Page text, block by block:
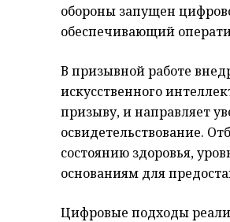
обороны запущен
обеспечивающий
В призывной работе
искусственного
призыву, и направляет
освидетельствование.
состоянию здоровья,
основаниям для
Цифровые подходы